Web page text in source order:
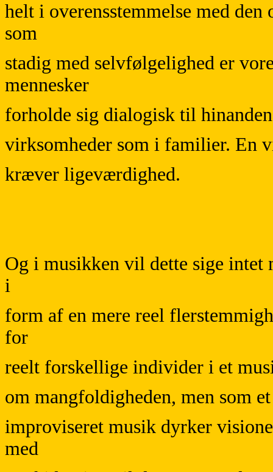
helt i overensstemmelse med
som
stadig med selvfølgelighed er
mennesker
forholde sig dialogisk til
virksomheder som i familier. En
kræver ligeværdighed.
Og i musikken vil dette sige intet
i
form af en mere reel
for
reelt forskellige individer i et
om mangfoldigheden, men som
improviseret musik dyrker
med